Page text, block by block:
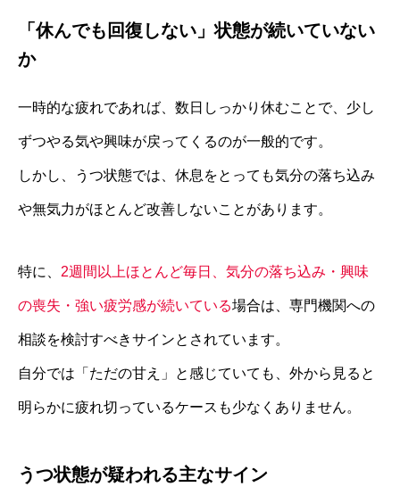
「休んでも回復しない」状態が続いていない
か
一時的な疲れであれば、数日しっかり休むことで、少し
ずつやる気や興味が戻ってくるのが一般的です。
しかし、うつ状態では、休息をとっても気分の落ち込み
や無気力がほとんど改善しないことがあります。
特に、 2週間以上ほとんど毎日、気分の落ち込み・興味
の喪失・強い疲労感が続いている場合は、専門機関への
相談を検討すべきサインとされています。
自分では「ただの甘え」と感じていても、外から見ると
明らかに疲れ切っているケースも少なくありません。
うつ状態が疑われる主なサイン